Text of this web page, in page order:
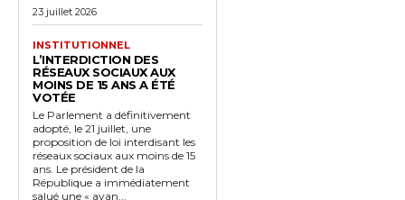
23 juillet 2026
INSTITUTIONNEL
L’INTERDICTION DES
RÉSEAUX SOCIAUX AUX
MOINS DE 15 ANS A ÉTÉ
VOTÉE
Le Parlement a définitivement
adopté, le 21 juillet, une
proposition de loi interdisant les
réseaux sociaux aux moins de 15
ans. Le président de la
République a immédiatement
salué une « avan...